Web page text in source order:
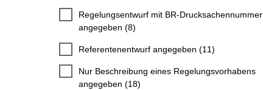
Regelungsentwurf mit BR-Drucksachennummer
angegeben (8)
Referentenentwurf angegeben (11)
Nur Beschreibung eines Regelungsvorhabens
angegeben (18)